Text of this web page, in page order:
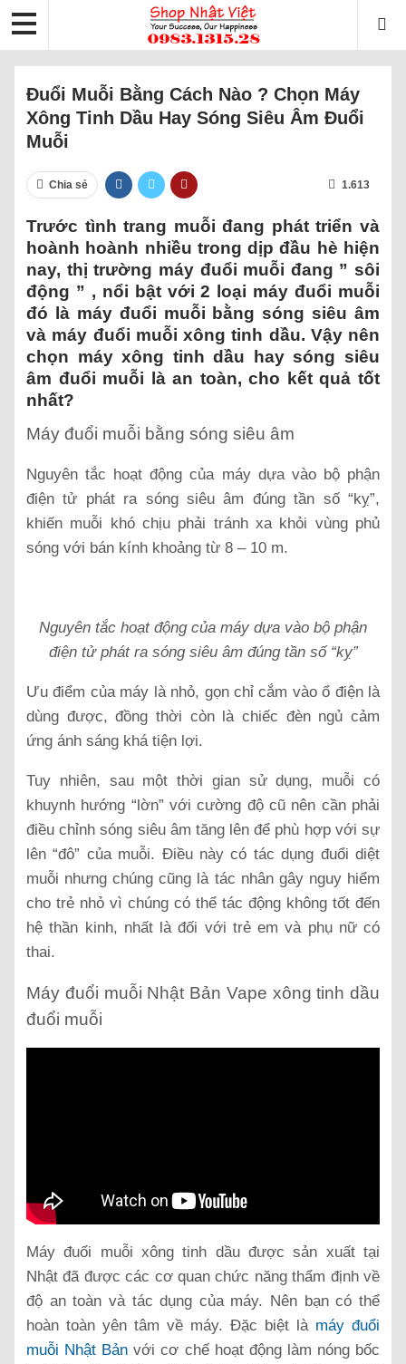
Đuổi Muỗi Bằng Cách Nào ? Chọn Máy
Xông Tinh Dầu Hay Sóng Siêu Âm Đuổi
Muỗi
Chia sẻ 1.613
Trước tình trang muỗi đang phát triển và
hoành hoành nhiều trong dịp đầu hè hiện
nay, thị trường máy đuổi muỗi đang ” sôi
động ” , nổi bật với 2 loại máy đuổi muỗi
đó là máy đuổi muỗi bằng sóng siêu âm
và máy đuổi muỗi xông tinh dầu. Vậy nên
chọn máy xông tinh dầu hay sóng siêu
âm đuổi muỗi là an toàn, cho kết quả tốt
nhất?
Máy đuổi muỗi bằng sóng siêu âm
Nguyên tắc hoạt động của máy dựa vào bộ phận
điện tử phát ra sóng siêu âm đúng tần số “kỵ”,
khiến muỗi khó chịu phải tránh xa khỏi vùng phủ
sóng với bán kính khoảng từ 8 – 10 m.
Nguyên tắc hoạt động của máy dựa vào bộ phận
điện tử phát ra sóng siêu âm đúng tần số “kỵ”
Ưu điểm của máy là nhỏ, gọn chỉ cắm vào ổ điện là
dùng được, đồng thời còn là chiếc đèn ngủ cảm
ứng ánh sáng khá tiện lợi.
Tuy nhiên, sau một thời gian sử dụng, muỗi có
khuynh hướng “lờn” với cường độ cũ nên cần phải
điều chỉnh sóng siêu âm tăng lên để phù hợp với sự
lên “đô” của muỗi. Điều này có tác dụng đuổi diệt
muỗi nhưng chúng cũng là tác nhân gây nguy hiểm
cho trẻ nhỏ vì chúng có thể tác động không tốt đến
hệ thần kinh, nhất là đối với trẻ em và phụ nữ có
thai.
Máy đuổi muỗi Nhật Bản Vape xông tinh dầu
đuổi muỗi
Máy đuổi muỗi xông tinh dầu được sản xuất tại
Nhật đã được các cơ quan chức năng thẩm định về
độ an toàn và tác dụng của máy. Nên bạn có thể
hoàn toàn yên tâm về máy. Đặc biệt là máy đuổi
muỗi Nhật Bản với cơ chế hoạt động làm nóng bốc